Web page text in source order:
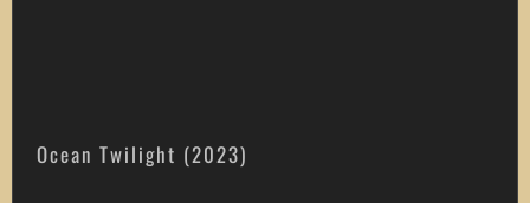
Ocean Twilight (2023)